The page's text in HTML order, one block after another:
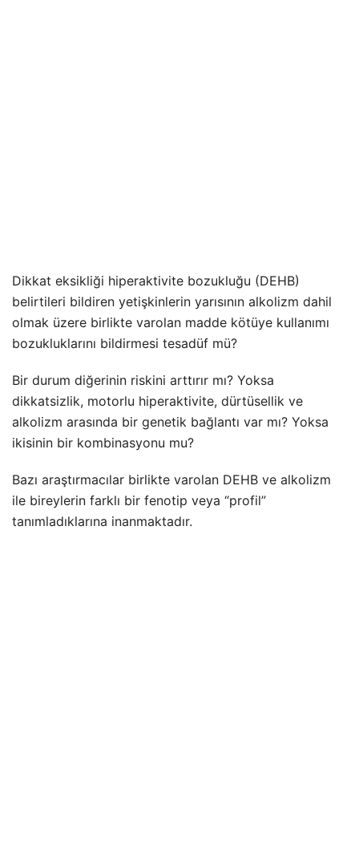
Dikkat eksikliği hiperaktivite bozukluğu (DEHB)
belirtileri bildiren yetişkinlerin yarısının alkolizm dahil
olmak üzere birlikte varolan madde kötüye kullanımı
bozukluklarını bildirmesi tesadüf mü?
Bir durum diğerinin riskini arttırır mı? Yoksa
dikkatsizlik, motorlu hiperaktivite, dürtüsellik ve
alkolizm arasında bir genetik bağlantı var mı? Yoksa
ikisinin bir kombinasyonu mu?
Bazı araştırmacılar birlikte varolan DEHB ve alkolizm
ile bireylerin farklı bir fenotip veya “profil”
tanımladıklarına inanmaktadır.